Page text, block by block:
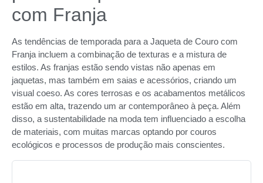
com Franja
As tendências de temporada para a Jaqueta de Couro com
Franja incluem a combinação de texturas e a mistura de
estilos. As franjas estão sendo vistas não apenas em
jaquetas, mas também em saias e acessórios, criando um
visual coeso. As cores terrosas e os acabamentos metálicos
estão em alta, trazendo um ar contemporâneo à peça. Além
disso, a sustentabilidade na moda tem influenciado a escolha
de materiais, com muitas marcas optando por couros
ecológicos e processos de produção mais conscientes.